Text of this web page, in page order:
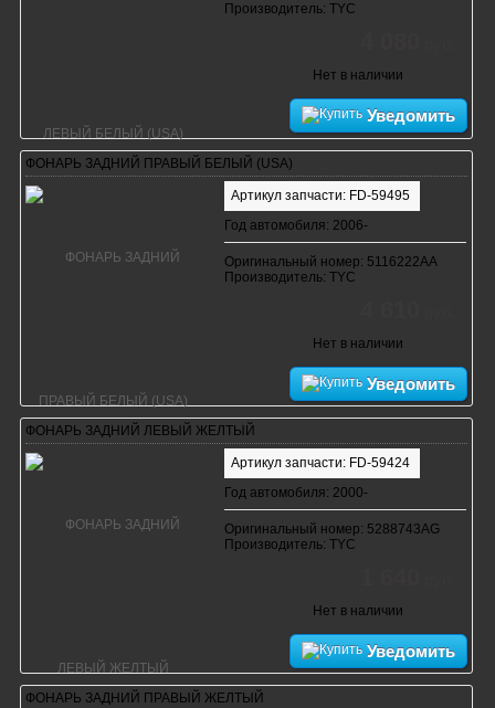
Производитель: TYC
Нет в наличии
Уведомить
ФОНАРЬ ЗАДНИЙ ПРАВЫЙ БЕЛЫЙ (USA)
Артикул запчасти: FD-59495
Год автомобиля: 2006-
Оригинальный номер: 5116222AA
Производитель: TYC
Нет в наличии
Уведомить
ФОНАРЬ ЗАДНИЙ ЛЕВЫЙ ЖЕЛТЫЙ
Артикул запчасти: FD-59424
Год автомобиля: 2000-
Оригинальный номер: 5288743AG
Производитель: TYC
Нет в наличии
Уведомить
ФОНАРЬ ЗАДНИЙ ПРАВЫЙ ЖЕЛТЫЙ